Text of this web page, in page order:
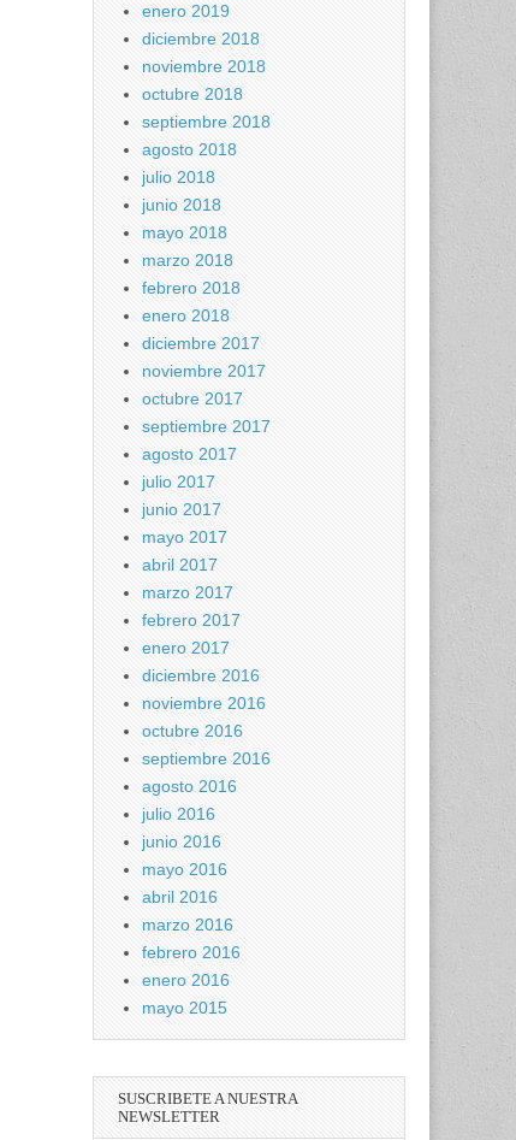
enero 2019
diciembre 2018
noviembre 2018
octubre 2018
septiembre 2018
agosto 2018
julio 2018
junio 2018
mayo 2018
marzo 2018
febrero 2018
enero 2018
diciembre 2017
noviembre 2017
octubre 2017
septiembre 2017
agosto 2017
julio 2017
junio 2017
mayo 2017
abril 2017
marzo 2017
febrero 2017
enero 2017
diciembre 2016
noviembre 2016
octubre 2016
septiembre 2016
agosto 2016
julio 2016
junio 2016
mayo 2016
abril 2016
marzo 2016
febrero 2016
enero 2016
mayo 2015
SUSCRIBETE A NUESTRA
NEWSLETTER